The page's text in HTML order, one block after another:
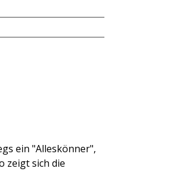
ein "Alleskönner",
zeigt sich die